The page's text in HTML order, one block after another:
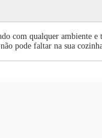
com qualquer ambiente
pode faltar na sua